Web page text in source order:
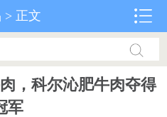
> 正文
，科尔沁肥牛肉夺得
军